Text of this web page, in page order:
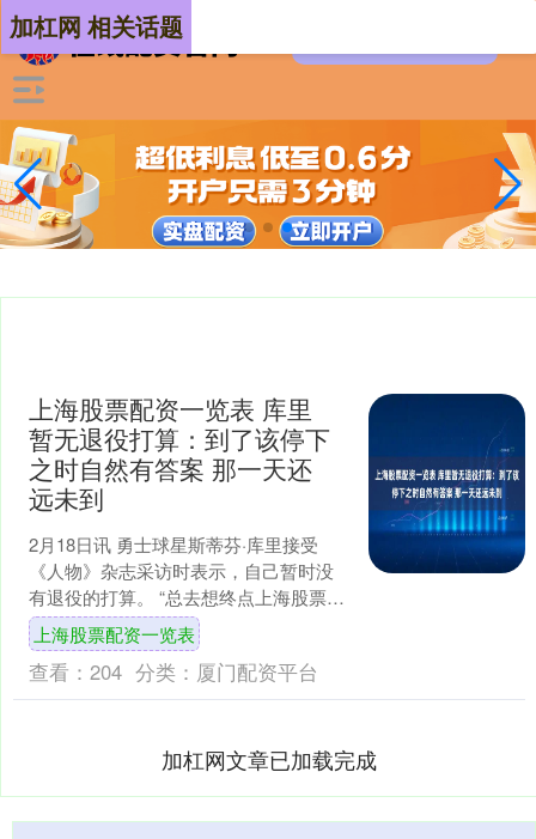
加杠网 相关话题
上海股票配资一览表 库里
暂无退役打算：到了该停下
之时自然有答案 那一天还
远未到
2月18日讯 勇士球星斯蒂芬·库里接受
《人物》杂志采访时表示，自己暂时没
有退役的打算。 “总去想终点上海股票配
资一览表，会夺走你当下的一切。到了
该停下的时候，自....
上海股票配资一览表
查看： 204 分类： 厦门配资平台
加杠网文章已加载完成